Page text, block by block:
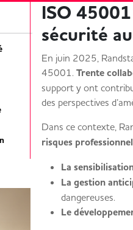
ISO
sécurité
En juin 2025,
45001. Trente
support y ont
des perspectives
Dans ce contexte,
risques
La
La gestion
dangereuses.
Le